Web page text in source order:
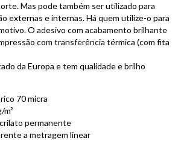
Mas pode também ser utilizado para
externas e internas. Há quem utilize-o para
O adesivo com acabamento brilhante
com transferência térmica (com fita
da Europa e tem qualidade e brilho
70 micra
permanente
a metragem linear